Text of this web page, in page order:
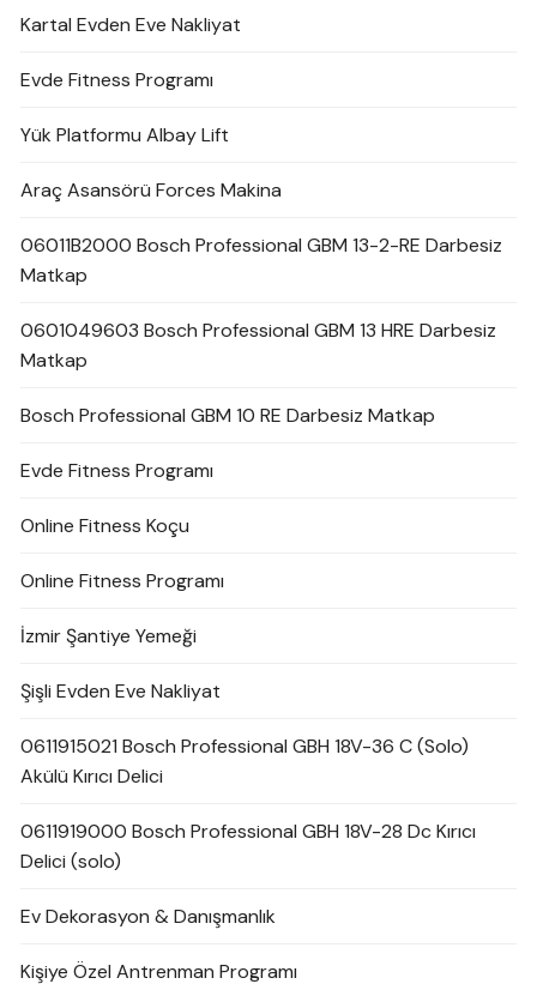
Kartal Evden Eve Nakliyat
Evde Fitness Programı
Yük Platformu Albay Lift
Araç Asansörü Forces Makina
06011B2000 Bosch Professional GBM 13-2-RE Darbesiz
Matkap
0601049603 Bosch Professional GBM 13 HRE Darbesiz
Matkap
Bosch Professional GBM 10 RE Darbesiz Matkap
Evde Fitness Programı
Online Fitness Koçu
Online Fitness Programı
İzmir Şantiye Yemeği
Şişli Evden Eve Nakliyat
0611915021 Bosch Professional GBH 18V-36 C (Solo)
Akülü Kırıcı Delici
0611919000 Bosch Professional GBH 18V-28 Dc Kırıcı
Delici (solo)
Ev Dekorasyon & Danışmanlık
Kişiye Özel Antrenman Programı